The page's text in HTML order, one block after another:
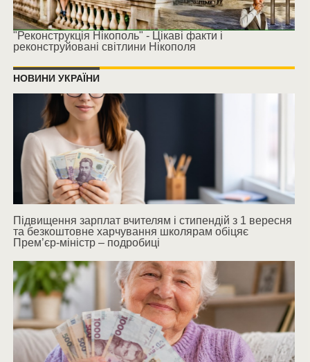
"Реконструкція Нікополь" - Цікаві факти і
реконструйовані світлини Нікополя
НОВИНИ УКРАЇНИ
Підвищення зарплат вчителям і стипендій з 1 вересня
та безкоштовне харчування школярам обіцяє
Прем’єр-міністр – подробиці